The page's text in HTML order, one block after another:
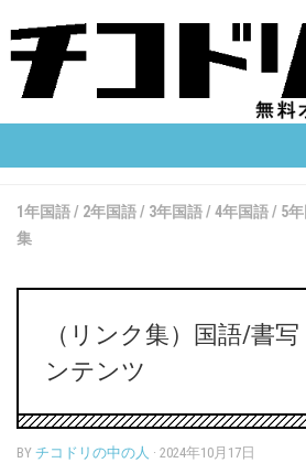
to
content
1年国語/ 2年国語/ 3年国語/ 4年国語/ 5
集
（リンク集）国語/書写
ンテンツ
BY チコドリの中の人 · 2024年10月17日